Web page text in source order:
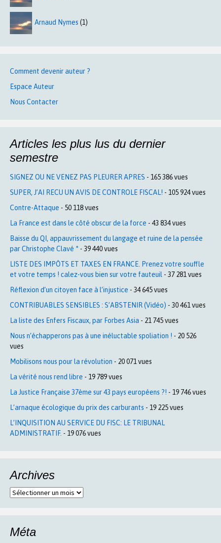
Arnaud Nymes (1)
Comment devenir auteur ?
Espace Auteur
Nous Contacter
Articles les plus lus du dernier
semestre
SIGNEZ OU NE VENEZ PAS PLEURER APRES - 165 386 vues
SUPER, J’AI RECU UN AVIS DE CONTROLE FISCAL! - 105 924 vues
Contre-Attaque - 50 118 vues
La France est dans le côté obscur de la force - 43 834 vues
Baisse du QI, appauvrissement du langage et ruine de la pensée
par Christophe Clavé * - 39 440 vues
LISTE DES IMPÔTS ET TAXES EN FRANCE. Prenez votre souffle
et votre temps ! calez-vous bien sur votre fauteuil - 37 281 vues
Réflexion d’un citoyen face à l’injustice - 34 645 vues
CONTRIBUABLES SENSIBLES : S’ABSTENIR (Vidéo) - 30 461 vues
La liste des Enfers Fiscaux, par Forbes Asia - 21 745 vues
Nous n’échapperons pas à une inéluctable spoliation ! - 20 526
vues
Mobilisons nous pour la révolution - 20 071 vues
La vérité nous rend libre - 19 789 vues
La Justice Française 37ème sur 43 pays européens ?! - 19 746 vues
L’arnaque écologique du prix des carburants - 19 225 vues
L’INQUISITION AU SERVICE DU FISC: LE TRIBUNAL
ADMINISTRATIF. - 19 076 vues
Archives
Archives
Méta